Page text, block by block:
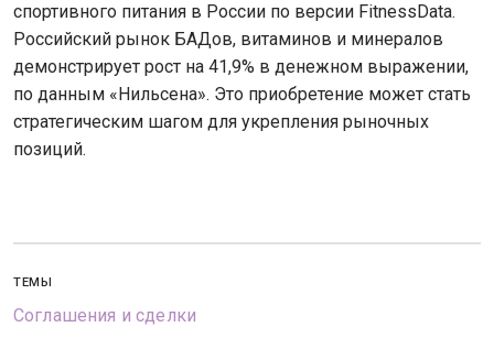
спортивного питания в России по версии FitnessData.
Российский рынок БАДов, витаминов и минералов
демонстрирует рост на 41,9% в денежном выражении,
по данным «Нильсена». Это приобретение может стать
стратегическим шагом для укрепления рыночных
позиций.
ТЕМЫ
Соглашения и сделки